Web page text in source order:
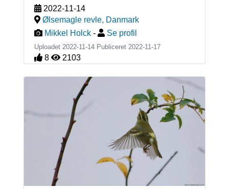
2022-11-14
Ølsemagle revle, Danmark
Mikkel Holck - Se profil
Uploadet 2022-11-14 Publiceret 2022-11-17
8 2103